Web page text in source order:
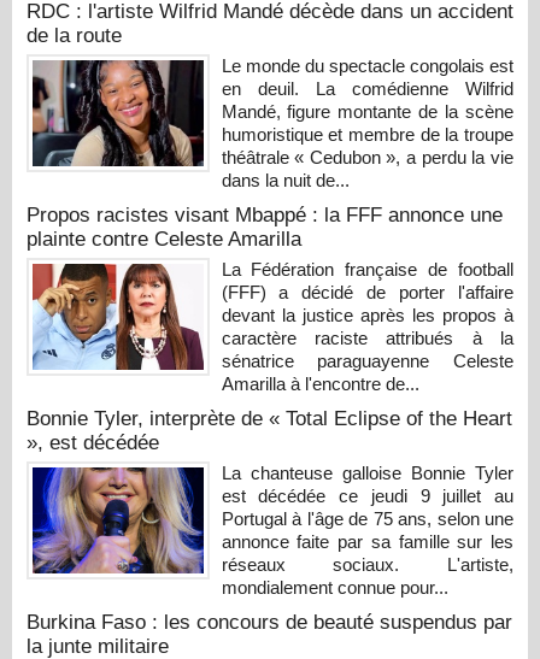
RDC : l'artiste Wilfrid Mandé décède dans un accident
de la route
Le monde du spectacle congolais est
en deuil. La comédienne Wilfrid
Mandé, figure montante de la scène
humoristique et membre de la troupe
théâtrale « Cedubon », a perdu la vie
dans la nuit de...
Propos racistes visant Mbappé : la FFF annonce une
plainte contre Celeste Amarilla
La Fédération française de football
(FFF) a décidé de porter l'affaire
devant la justice après les propos à
caractère raciste attribués à la
sénatrice paraguayenne Celeste
Amarilla à l'encontre de...
Bonnie Tyler, interprète de « Total Eclipse of the Heart
», est décédée
La chanteuse galloise Bonnie Tyler
est décédée ce jeudi 9 juillet au
Portugal à l'âge de 75 ans, selon une
annonce faite par sa famille sur les
réseaux sociaux. L'artiste,
mondialement connue pour...
Burkina Faso : les concours de beauté suspendus par
la junte militaire